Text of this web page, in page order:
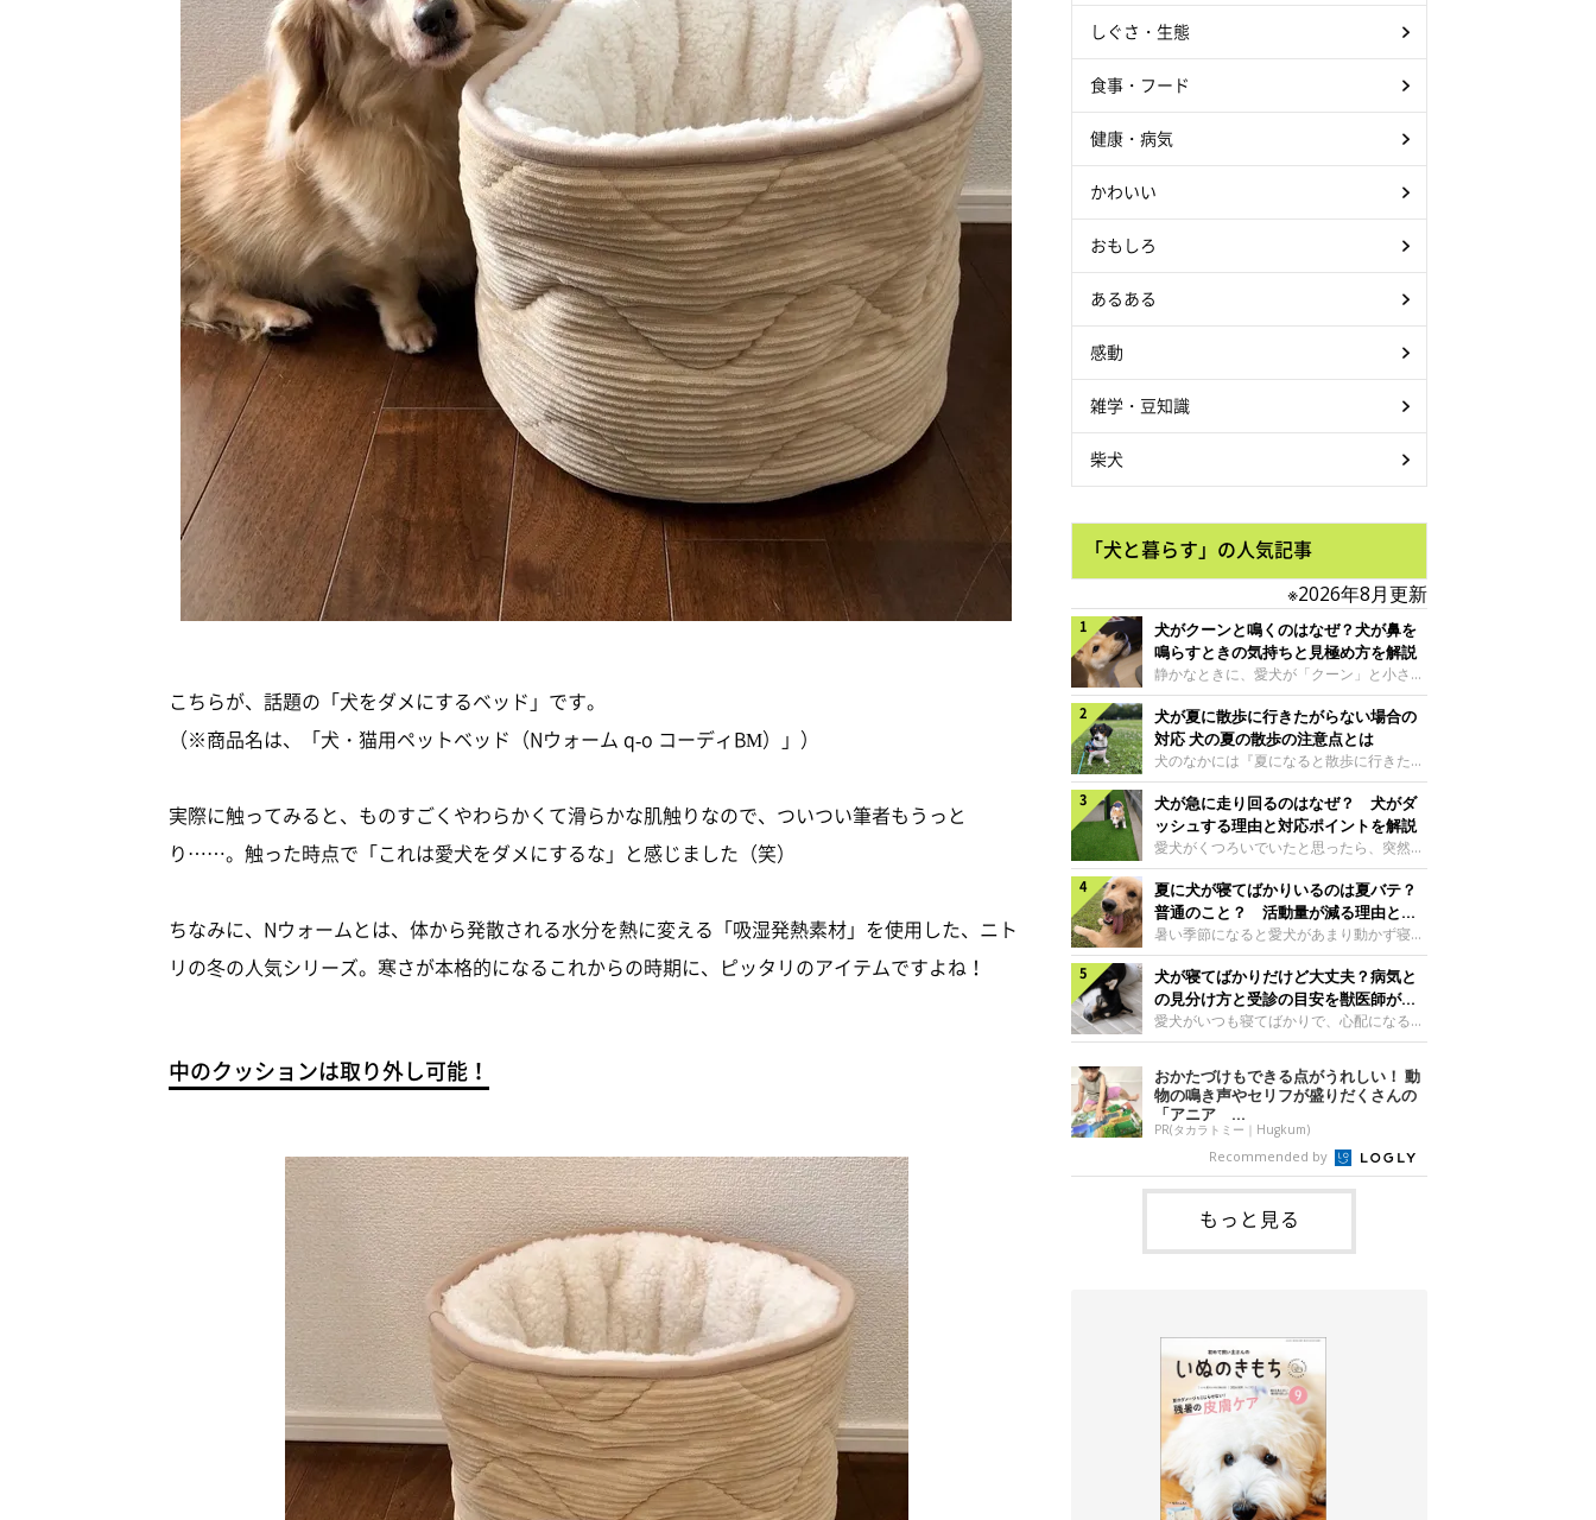
こちらが、話題の「犬をダメにするベッド」です。
（※商品名は、「犬・猫用ペットベッド（Nウォーム q-o コーディBM）」）
実際に触ってみると、ものすごくやわらかくて滑らかな肌触りなので、ついつい筆者もうっと
り……。触った時点で「これは愛犬をダメにするな」と感じました（笑）
ちなみに、Nウォームとは、体から発散される水分を熱に変える「吸湿発熱素材」を使用した、ニト
リの冬の人気シリーズ。寒さが本格的になるこれからの時期に、ピッタリのアイテムですよね！
中のクッションは取り外し可能！
しぐさ・生態
食事・フード
健康・病気
かわいい
おもしろ
あるある
感動
雑学・豆知識
柴犬
「犬と暮らす」の人気記事
※2026年8月更新
犬がクーンと鳴くのはなぜ？犬が鼻を
鳴らすときの気持ちと見極め方を解説
静かなときに、愛犬が「クーン」と小さく
鳴いたり、鼻を鳴らすような音を出したり
することはありませんか？ 大きく吠える
わけではない分、「不安なの？それとも何
かお願いしているの？」と気になる飼い主
さんもいるかもしれません。今回は、犬が
クーンと鳴く理由や鼻鳴らしの背景、見極
め方と対応のポイントなどについて、いぬ
のきもち獣医師相談室の原 駿太朗先生に
伺いました。クーンと鳴くのはどんな気持
ち？いぬのきもち投稿写真ギャラリー犬が
クーンと小さく鳴くときは、何らかの感情
を伝えようとしている場合があると考えら
れています。大
犬が夏に散歩に行きたがらない場合の
対応 犬の夏の散歩の注意点とは
犬のなかには『夏になると散歩に行きたが
らない、歩かなくなる』『暑い季節は散歩
の気配を察すると涼しい部屋から出ようと
しない』など散歩に行きたがらないコもい
るようです。愛犬の運動をさせてあげたい
のに、散歩に行きたがらない。このような
場合はどう対応すればよいのでしょうか？
「愛犬が夏に散歩に行きたがらない場合の
対応」について、いぬのきもち獣医師相談
室の白山さとこ先生に聞きました。Q.夏に
犬の散歩に行くときの注意点は？ いぬの
きもち投稿写真ギャラリーーー夏に愛犬と
散歩に行くときは、どのようなことに注意
をするとよい
犬が急に走り回るのはなぜ？ 犬がダ
ッシュする理由と対応ポイントを解説
愛犬がくつろいでいたと思ったら、突然部
屋の中を走り回り始める――そんな様子に
驚いたことはありませんか？ 急な動きに
「何が起きているの？」と戸惑う飼い主さ
んも多いでしょう。落ち着いていたはずな
のに、急にスイッチが入ったように見える
と不安になることもあります。今回は、犬
が急に走り回る理由や見極め方などについ
て、いぬのきもち獣医師相談室の岡本りさ
先生に伺いました。犬が急に走り回るのは
ラリー犬が突然走り回る行動は、必ずしも
珍しいものではないと考えられています。
体にたまったエ
夏に犬が寝てばかりいるのは夏バテ？
普通のこと？ 活動量が減る理由と対
策とは
暑い季節になると愛犬があまり動かず寝て
ばかりだと感じる飼い主さんはいません
か？その様子に、愛犬が夏バテで疲れてい
るのか、元気がないのかなど不安に感じる
方もいるのではないかと思います。 で
は、犬が寝てばかりいるときに対処が必要
かを見極める方法はあるのでしょうか？
「犬の活動量が夏に減る理由と対策」につ
いて、いぬのきもち獣医師相談室の山口み
き先生に話を聞きました。Q. 夏に犬の活
動量が減る理由は？ いぬのきもち投稿写
真ギャラリーーー夏に愛犬の活動量が減る
と感じる飼い主さんもいるようです。理由
としてどのようなこ
犬が寝てばかりだけど大丈夫？病気と
の見分け方と受診の目安を獣医師が解
説
愛犬がいつも寝てばかりで、心配になるこ
とはありませんか？今回は、犬の睡眠時間
や気を付けたほうがよい睡眠・心配ない睡
眠の違い、犬が寝てばかりいるときの対処
法について、いぬのきもち獣医師相談室の
岡本りさ先生に聞きました。そもそも犬の
睡眠時間はどれくらい？いぬのきもち投稿
写真ギャラリー――一般的に、犬は1日に
何時間くらい睡眠をとるのでしょうか？岡
本先生： 「犬の睡眠時間は、一般的に、
子犬のときは18～20時間程度、成犬は12
～15時間程度、シニア犬になると18～20
おかたづけもできる点がうれしい！ 動
物の鳴き声やセリフが盛りだくさんの
「アニア ...
PR(タカラトミー｜Hugkum)
Recommended by
もっと見る